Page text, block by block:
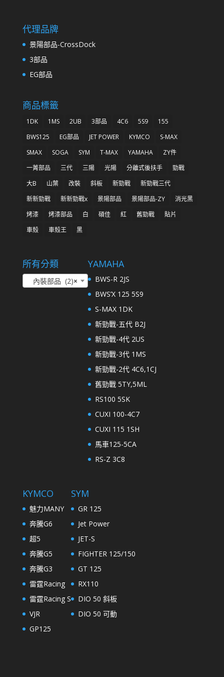
代理品牌
景陽部品-CrossDock
3部品
EG部品
商品標籤
1DK 1MS 2UB 3部品 4C6 5S9
155
BWS125
EG部品 JET POWER KYMCO
S-MAX
SMAX
SOGA SYM T-MAX YAMAHA
ZY件
一菁部品
三代 三陽 光陽 分離式後扶手
勁戰
大B
山葉 改裝 斜板 新勁戰
新勁戰三代
新新勁戰
新新勁戰x 景陽部品 景陽部品-ZY
消光黑
烤漆
烤漆部品 白 碩佳 紅 舊勁戰
貼片
車殼
車殼王 黑
所有分類
×
內裝部品 (2)
YAMAHA
BWS-R 2JS
BWS’X 125 5S9
S-MAX 1DK
新勁戰-五代 B2J
新勁戰-4代 2US
新勁戰-3代 1MS
新勁戰-2代 4C6,1CJ
舊勁戰 5TY,5ML
RS100 5SK
CUXI 100-4C7
CUXI 115 1SH
馬車125-5CA
RS-Z 3C8
KYMCO
魅力MANY
奔騰G6
超5
奔騰G5
奔騰G3
雷霆Racing
雷霆Racing S
VJR
GP125
SYM
GR 125
Jet Power
JET-S
FIGHTER 125/150
GT 125
RX110
DIO 50 斜板
DIO 50 可動